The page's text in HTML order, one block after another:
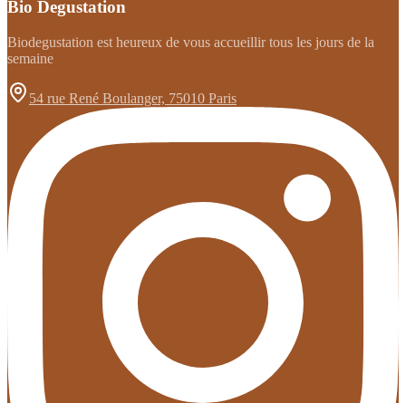
Bio Degustation
Biodegustation est heureux de vous accueillir tous les jours de la
semaine
54 rue René Boulanger, 75010 Paris